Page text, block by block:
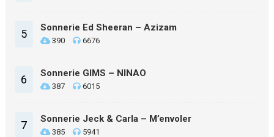
5 Sonnerie Ed Sheeran – Azizam
390 6676
6 Sonnerie GIMS – NINAO
387 6015
7 Sonnerie Jeck & Carla – M’envoler
385 5941